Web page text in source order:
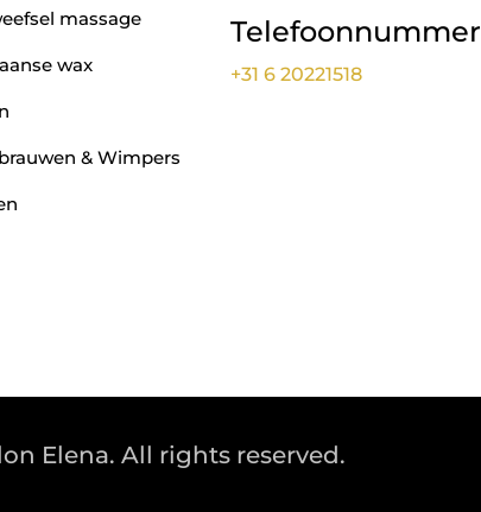
massage
wax
& Wimpers
Telefoonnummer
+31 6 20221518
Elena. All rights reserved.